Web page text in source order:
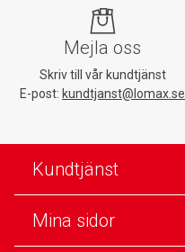
Mejla oss
Skriv till vår kundtjänst
E-post: kundtjanst@lomax.se
Kundtjänst
Mina sidor